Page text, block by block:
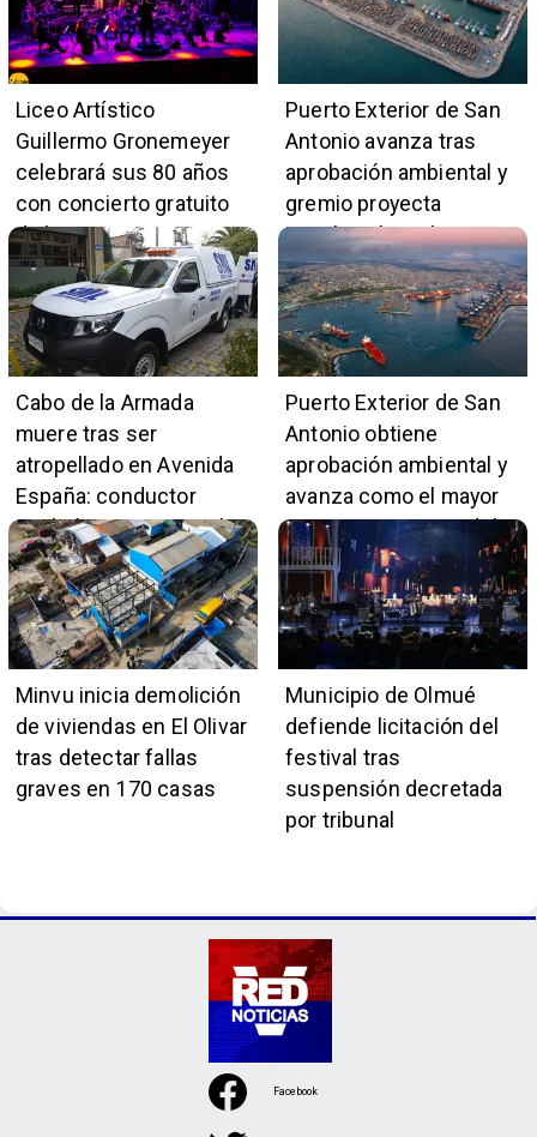
Liceo Artístico
Guillermo Gronemeyer
celebrará sus 80 años
con concierto gratuito
de la Orquesta Marga
Marga
Puerto Exterior de San
Antonio avanza tras
aprobación ambiental y
gremio proyecta
impulso al empleo y
comercio local
Cabo de la Armada
muere tras ser
atropellado en Avenida
España: conductor
también pertenece a la
institución naval
Puerto Exterior de San
Antonio obtiene
aprobación ambiental y
avanza como el mayor
proyecto portuario del
país
Minvu inicia demolición
de viviendas en El Olivar
tras detectar fallas
graves en 170 casas
Municipio de Olmué
defiende licitación del
festival tras
suspensión decretada
por tribunal
Facebook